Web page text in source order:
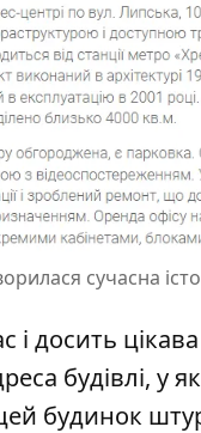
сучасна
і досить
будівлі, у
будинок